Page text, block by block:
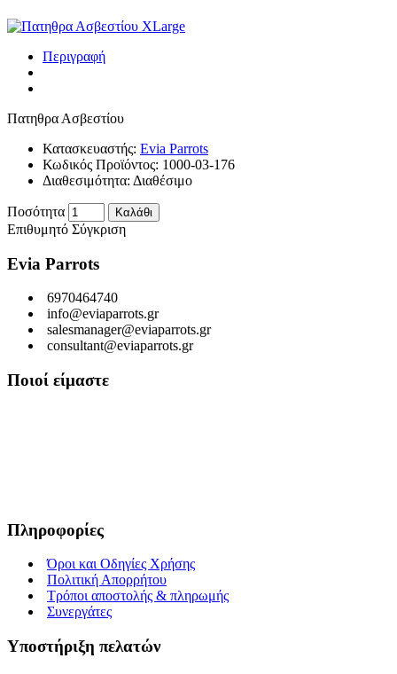
Περιγραφή
Πατηθρα Ασβεστίου
Κατασκευαστής: Evia Parrots
Κωδικός Προϊόντος: 1000-03-176
Διαθεσιμότητα: Διαθέσιμο
Ποσότητα Καλάθι
Επιθυμητό Σύγκριση
Evia Parrots
6970464740
info@eviaparrots.gr
salesmanager@eviaparrots.gr
consultant@eviaparrots.gr
Ποιοί είμαστε
Πληροφορίες
Όροι και Οδηγίες Χρήσης
Πολιτική Απορρήτου
Τρόποι αποστολής & πληρωμής
Συνεργάτες
Υποστήριξη πελατών